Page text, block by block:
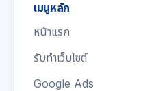
เมนูหลัก
หน้าแรก
รับทำเว็บไซต์
Google Ads